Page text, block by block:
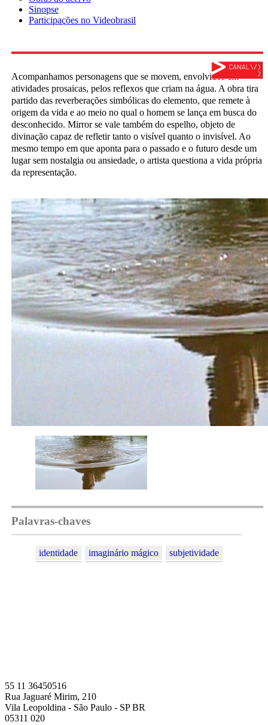
Sinopse
Participações no Videobrasil
Acompanhamos personagens que se movem, envolvidos em
atividades prosaicas, pelos reflexos que criam na água. A obra tira
partido das reverberações simbólicas do elemento, que remete à
origem da vida e ao meio no qual o homem se lança em busca do
desconhecido. Mirror se vale também do espelho, objeto de
divinação capaz de refletir tanto o visível quanto o invisível. Ao
mesmo tempo em que aponta para o passado e o futuro desde um
lugar sem nostalgia ou ansiedade, o artista questiona a vida própria
da representação.
Palavras-chaves
identidade imaginário mágico subjetividade
55 11 36450516
Rua Jaguaré Mirim, 210
Vila Leopoldina - São Paulo - SP BR
05311 020